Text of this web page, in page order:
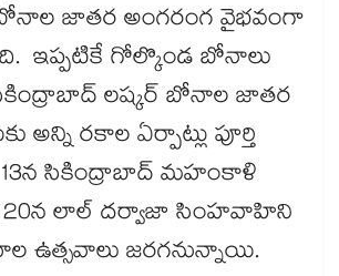
జాతర అంగరంగ వైభవంగా
ఇప్పటికే గోల్కొండ బోనాలు
లష్కర్​ బోనాల జాతర
అన్ని రకాల ఏర్పాట్లు పూర్తి
సికింద్రాబాద్ మహంకాళి
20న లాల్ దర్వాజా సింహవాహిని
ఉత్సవాలు జరగనున్నాయి.